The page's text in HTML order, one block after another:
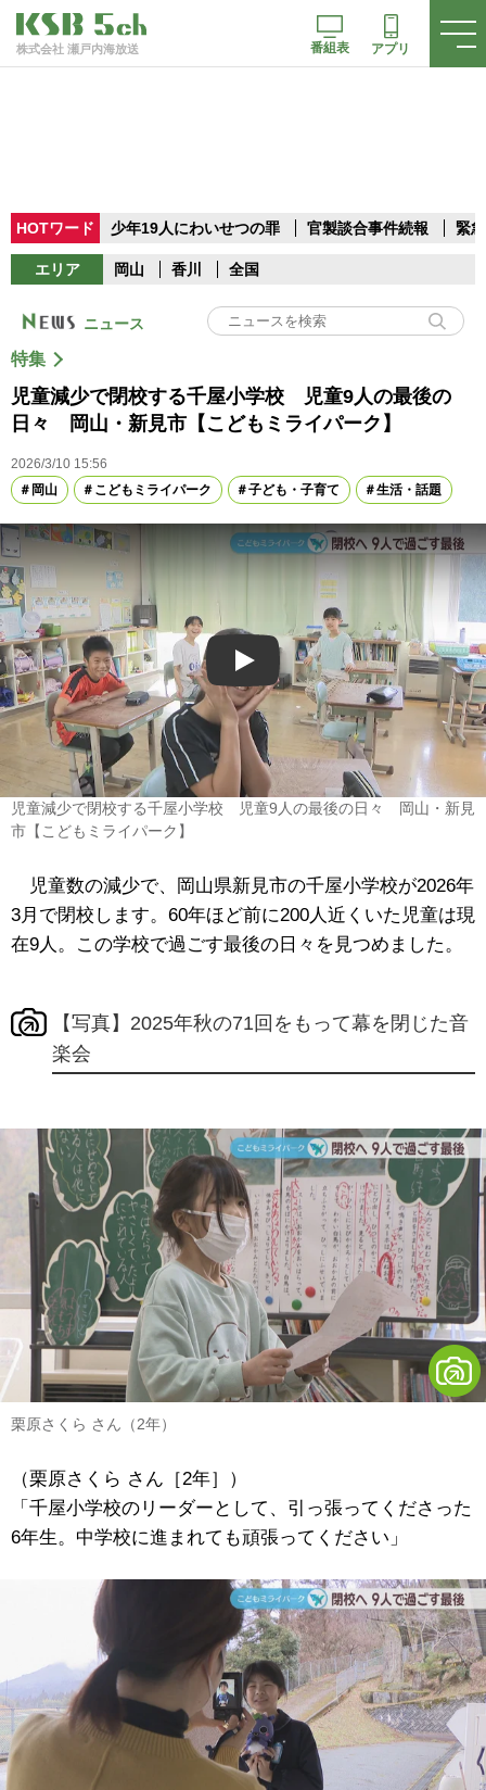
株式会社 瀬戸内海放送 番組表 アプリ
HOTワード 少年19人にわいせつの罪 官製談合事件続報 緊
エリア 岡山 香川 全国
ニュース
特集
児童減少で閉校する千屋小学校 児童9人の最後の
日々 岡山・新見市【こどもミライパーク】
2026/3/10 15:56
岡山
こどもミライパーク 子ども・子育て 生活・話題
Play
児童減少で閉校する千屋小学校 児童9人の最後の日々 岡山・新見
市【こどもミライパーク】
児童数の減少で、岡山県新見市の千屋小学校が2026年
3月で閉校します。60年ほど前に200人近くいた児童は現
在9人。この学校で過ごす最後の日々を見つめました。
【写真】2025年秋の71回をもって幕を閉じた音
楽会
栗原さくら さん（2年）
（栗原さくら さん［2年］）
「千屋小学校のリーダーとして、引っ張ってくださった
6年生。中学校に進まれても頑張ってください」